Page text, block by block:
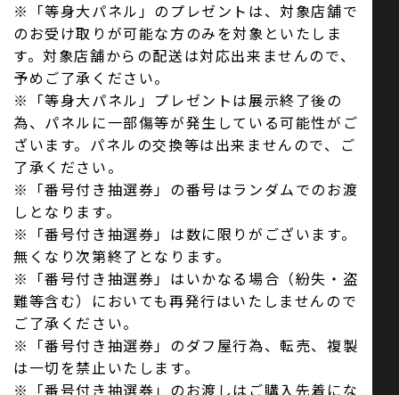
※「等身大パネル」のプレゼントは、対象店舗で
のお受け取りが可能な方のみを対象といたしま
す。対象店舗からの配送は対応出来ませんので、
予めご了承ください。
※「等身大パネル」プレゼントは展示終了後の
為、パネルに一部傷等が発生している可能性がご
ざいます。パネルの交換等は出来ませんので、ご
了承ください。
※「番号付き抽選券」の番号はランダムでのお渡
しとなります。
※「番号付き抽選券」は数に限りがございます。
無くなり次第終了となります。
※「番号付き抽選券」はいかなる場合（紛失・盗
難等含む）においても再発行はいたしませんので
ご了承ください。
※「番号付き抽選券」のダフ屋行為、転売、複製
は一切を禁止いたします。
※「番号付き抽選券」のお渡しはご購入先着にな